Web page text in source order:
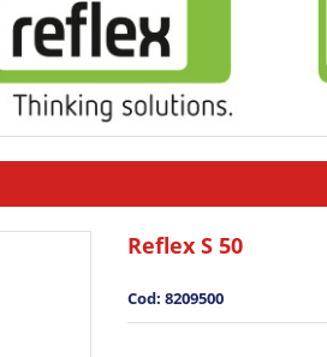
Reflex S 50
Cod: 8209500